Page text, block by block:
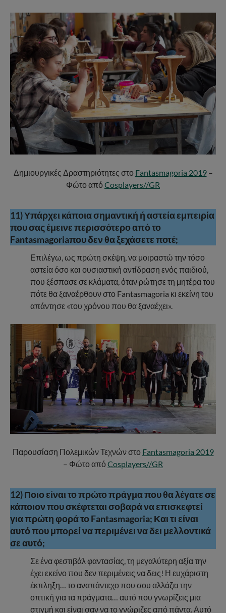
Δημιουργικές Δραστηριότητες στο Fantasmagoria 2019–
Φώτο από Cosplayers//GR
11) Υπάρχει κάποια σημαντική ή αστεία εμπειρία
που σας έμεινε περισσότερο από το
Fantasmagoriaπου δεν θα ξεχάσετε ποτέ;
Επιλέγω, ως πρώτη σκέψη, να μοιραστώ την τόσο
αστεία όσο και ουσιαστική αντίδραση ενός παιδιού,
που ξέσπασε σε κλάματα, όταν ρώτησε τη μητέρα του
πότε θα ξαναέρθουν στο Fantasmagoria κι εκείνη του
απάντησε «του χρόνου που θα ξαναέχει».
Παρουσίαση Πολεμικών Τεχνών στο Fantasmagoria 2019
– Φώτο από Cosplayers//GR
12) Ποιο είναι το πρώτο πράγμα που θα λέγατε σε
κάποιον που σκέφτεται σοβαρά να επισκεφτεί
για πρώτη φορά το Fantasmagoria; Και τι είναι
αυτό που μπορεί να περιμένει να δει μελλοντικά
σε αυτό;
Σε ένα φεστιβάλ φαντασίας, τη μεγαλύτερη αξία την
έχει εκείνο που δεν περιμένεις να δεις! Η ευχάριστη
έκπληξη… το αναπάντεχο που σου αλλάζει την
οπτική για τα πράγματα… αυτό που γνωρίζεις μια
στιγμή και είναι σαν να το γνώριζες από πάντα. Αυτό